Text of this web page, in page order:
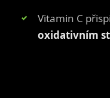
Vitamin C
oxidativním